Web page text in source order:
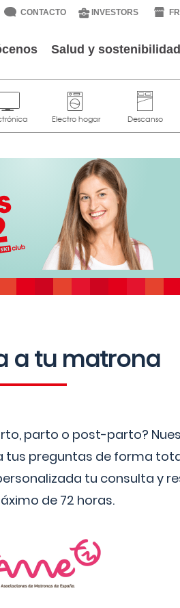
CONTACTO INVESTORS
Salud y sostenibilidad
a tu matrona
parto o post-parto?
tus preguntas de forma
tu consulta y
de 72 horas.